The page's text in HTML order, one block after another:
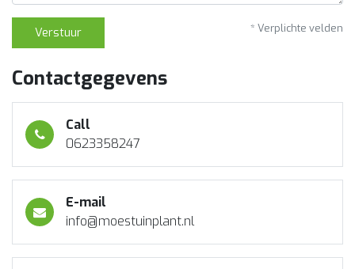
Verstuur * Verplichte velden
Contactgegevens
Call
0623358247
E-mail
info@moestuinplant.nl